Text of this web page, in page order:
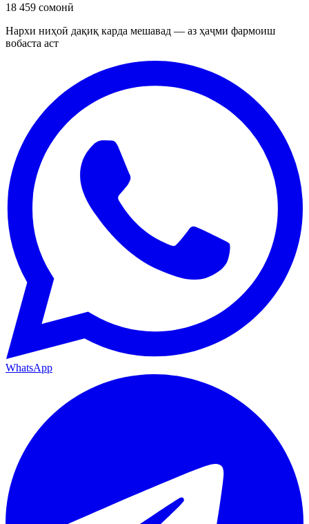
18 459 сомонӣ
Нархи ниҳоӣ дақиқ карда мешавад — аз ҳаҷми фармоиш
вобаста аст
WhatsApp